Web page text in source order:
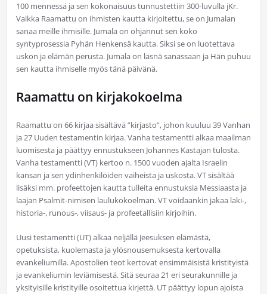
100 mennessä ja sen kokonaisuus tunnustettiin 300-luvulla jKr.
Vaikka Raamattu on ihmisten kautta kirjoitettu, se on Jumalan
sanaa meille ihmisille. Jumala on ohjannut sen koko
syntyprosessia Pyhän Henkensä kautta. Siksi se on luotettava
uskon ja elämän perusta. Jumala on läsnä sanassaan ja Hän puhuu
sen kautta ihmiselle myös tänä päivänä.
Raamattu on kirjakokoelma
Raamattu on 66 kirjaa sisältävä ”kirjasto”, johon kuuluu 39 Vanhan
ja 27 Uuden testamentin kirjaa. Vanha testamentti alkaa maailman
luomisesta ja päättyy ennustukseen Johannes Kastajan tulosta.
Vanha testamentti (VT) kertoo n. 1500 vuoden ajalta Israelin
kansan ja sen ydinhenkilöiden vaiheista ja uskosta. VT sisältää
lisäksi mm. profeettojen kautta tulleita ennustuksia Messiaasta ja
laajan Psalmit-nimisen laulukokoelman. VT voidaankin jakaa laki-,
historia-, runous-, viisaus- ja profeetallisiin kirjoihin.
Uusi testamentti (UT) alkaa neljällä Jeesuksen elämästä,
opetuksista, kuolemasta ja ylösnousemuksesta kertovalla
evankeliumilla. Apostolien teot kertovat ensimmäisistä kristityistä
ja evankeliumin leviämisestä. Sitä seuraa 21 eri seurakunnille ja
yksityisille kristityille osoitettua kirjettä. UT päättyy lopun ajoista